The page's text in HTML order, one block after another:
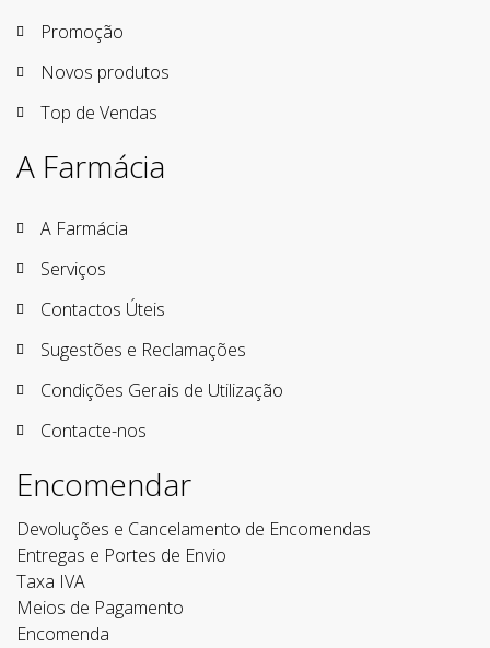
Promoção
Novos produtos
Top de Vendas
A Farmácia
A Farmácia
Serviços
Contactos Úteis
Sugestões e Reclamações
Condições Gerais de Utilização
Contacte-nos
Encomendar
Devoluções e Cancelamento de Encomendas
Entregas e Portes de Envio
Taxa IVA
Meios de Pagamento
Encomenda